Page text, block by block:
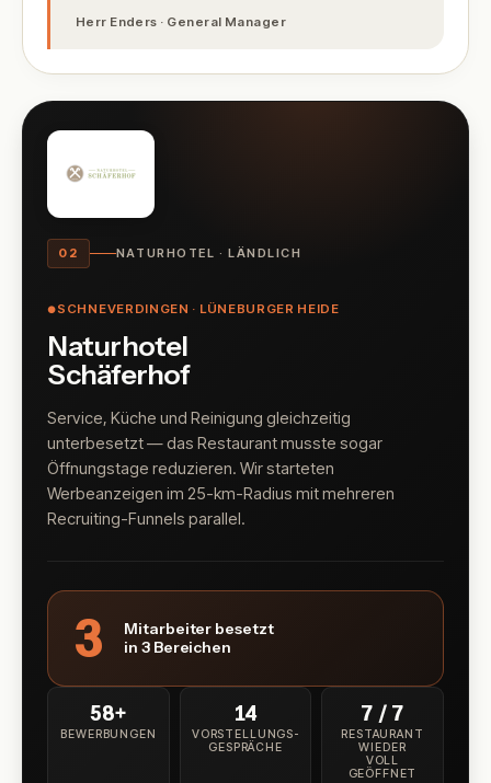
Herr Enders · General Manager
02 NATURHOTEL · LÄNDLICH
●SCHNEVERDINGEN · LÜNEBURGER HEIDE
Naturhotel
Schäferhof
Service, Küche und Reinigung gleichzeitig
unterbesetzt — das Restaurant musste sogar
Öffnungstage reduzieren. Wir starteten
Werbeanzeigen im 25-km-Radius mit mehreren
Recruiting-Funnels parallel.
3
Mitarbeiter besetzt
in 3 Bereichen
58+
BEWERBUNGEN
14
VORSTELLUNGS­
GESPRÄCHE
7 / 7
RESTAURANT
WIEDER
VOLL
GEÖFFNET